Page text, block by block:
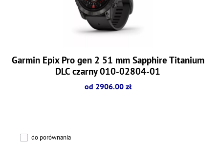
Garmin Epix Pro gen 2 51 mm Sapphire Titanium
DLC czarny 010-02804-01
od 2906.00 zł
do porównania